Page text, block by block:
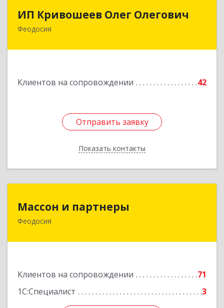
ИП Кривошеев Олег Олегович
Феодосия
Клиентов на сопровождении 42
Отправить заявку
Показать контакты
Отправить заявку
Назад
Массон и партнеры
Феодосия
Клиентов на сопровождении
71
1С:Специалист
3
298112, Крым Респ, Феодосия г, Крымская ул,